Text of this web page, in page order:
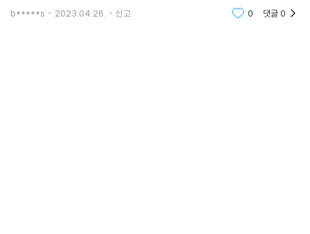
화나 일러스트를 꽤나 섬세하게 그리고 아름답게 그려주심으로서 이 책을
b*****s 2023.04.26. 신고 0 댓글0